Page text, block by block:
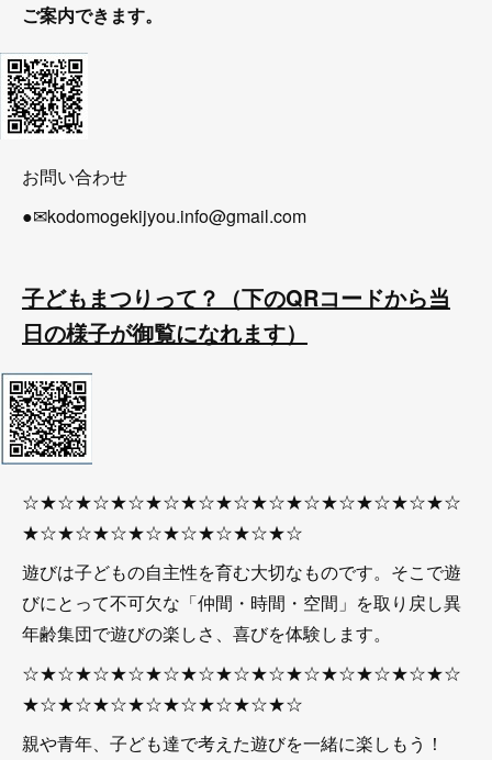
ご案内できます。
お問い合わせ
●✉kodomogekijyou.info@gmail.com
子どもまつりって？（下のQRコードから当
日の様子が御覧になれます）
☆★☆★☆★☆★☆★☆★☆★☆★☆★☆★☆★☆★☆
★☆★☆★☆★☆★☆★☆★☆★☆
遊びは子どもの自主性を育む大切なものです。そこで遊
びにとって不可欠な「仲間・時間・空間」を取り戻し異
年齢集団で遊びの楽しさ、喜びを体験します。
☆★☆★☆★☆★☆★☆★☆★☆★☆★☆★☆★☆★☆
★☆★☆★☆★☆★☆★☆★☆★☆
親や青年、子ども達で考えた遊びを一緒に楽しもう！